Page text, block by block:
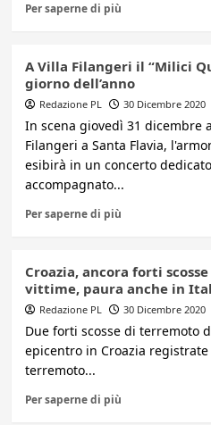
Per saperne di più
A Villa Filangeri il “Milici
giorno dell’anno
Redazione PL 30 Dicembre 2020
In scena giovedì 31 dicembre
Filangeri a Santa Flavia,
esibirà in un concerto
accompagnato...
Per saperne di più
Croazia, ancora forti
vittime, paura anche in
Redazione PL 30 Dicembre 2020
Due forti scosse di terremoto
epicentro in Croazia
terremoto...
Per saperne di più